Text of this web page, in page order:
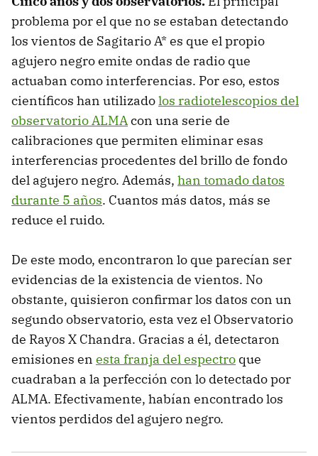
problema por el que no se estaban detectando
los vientos de Sagitario A* es que el propio
agujero negro emite ondas de radio que
actuaban como interferencias. Por eso, estos
científicos han utilizadolos radiotelescopios del
observatorio ALMAcon una serie de
calibraciones que permiten eliminar esas
interferencias procedentes del brillo de fondo
del agujero negro. Además, han tomado datos
durante 5 años. Cuantos más datos, más se
reduce el ruido.
De este modo, encontraron lo que parecían ser
evidencias de la existencia de vientos. No
obstante, quisieron confirmar los datos con un
segundo observatorio, esta vez el Observatorio
de Rayos X Chandra. Gracias a él, detectaron
emisiones en esta franja del espectro que
cuadraban a la perfección con lo detectado por
ALMA. Efectivamente, habían encontrado los
vientos perdidos del agujero negro.